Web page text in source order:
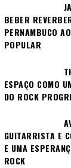
BEBER
PERNAMBUCO
POPULAR
ESPAÇO COMO
DO ROCK
GUITARRISTA E
E UMA
ROCK